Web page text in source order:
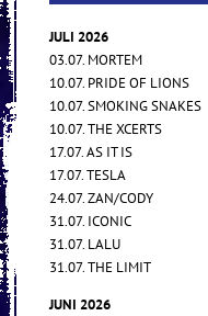
JULI 2026
03.07. MORTEM
10.07. PRIDE OF LIONS
10.07. SMOKING SNAKES
10.07. THE XCERTS
17.07. AS IT IS
17.07. TESLA
24.07. ZAN/CODY
31.07. ICONIC
31.07. LALU
31.07. THE LIMIT
JUNI 2026